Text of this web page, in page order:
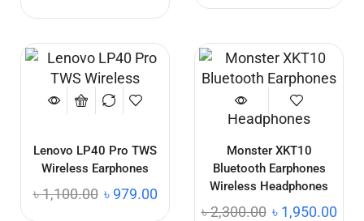
Lenovo LP40 Pro TWS
Wireless Earphones
৳1,100.00 ৳ 979.00
Monster XKT10
Bluetooth Earphones
Wireless Headphones
৳2,300.00 ৳ 1,950.00